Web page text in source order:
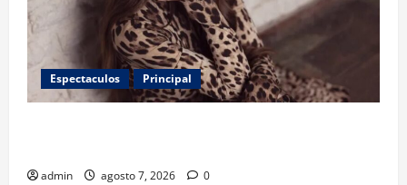
Espectaculos Principal
admin agosto 7, 2026 0